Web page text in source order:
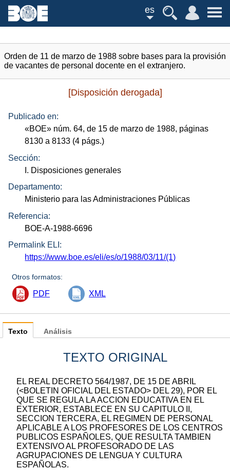
es
Orden de 11 de marzo de 1988 sobre bases para la provisión
de vacantes de personal docente en el extranjero.
[Disposición derogada]
Publicado en:
«BOE» núm. 64, de 15 de marzo de 1988, páginas
8130 a 8133 (4 págs.)
Sección:
I. Disposiciones generales
Departamento:
Ministerio para las Administraciones Públicas
Referencia:
BOE-A-1988-6696
Permalink ELI:
https://www.boe.es/eli/es/o/1988/03/11/(1)
Otros formatos:
PDF XML
Texto
TEXTO ORIGINAL
EL REAL DECRETO 564/1987, DE 15 DE ABRIL
(<BOLETIN OFICIAL DEL ESTADO> DEL 29), POR EL
QUE SE REGULA LA ACCION EDUCATIVA EN EL
EXTERIOR, ESTABLECE EN SU CAPITULO II,
SECCION TERCERA, EL REGIMEN DE PERSONAL
APLICABLE A LOS PROFESORES DE LOS CENTROS
PUBLICOS ESPAÑOLES, QUE RESULTA TAMBIEN
EXTENSIVO AL PROFESORADO DE LAS
AGRUPACIONES DE LENGUA Y CULTURA
ESPAÑOLAS.
Análisis